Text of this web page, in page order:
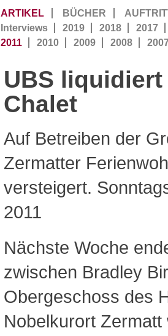
ARTIKEL BÜCHER
Interviews
2019 2018
2017
2011
2010 2009 2008
UBS
Chalet
Auf Betreiben der
Zermatter
versteigert.
2011
Nächste Woche
zwischen Bradley
Obergeschoss des
Nobelkurort